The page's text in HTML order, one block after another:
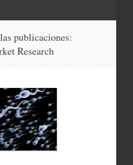
publicaciones:
Research